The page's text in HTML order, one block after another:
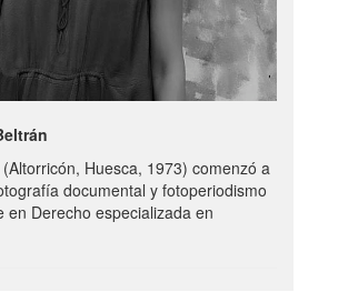
Huesca, 1973) comenzó a
documental y fotoperiodismo
en Derecho especializada en